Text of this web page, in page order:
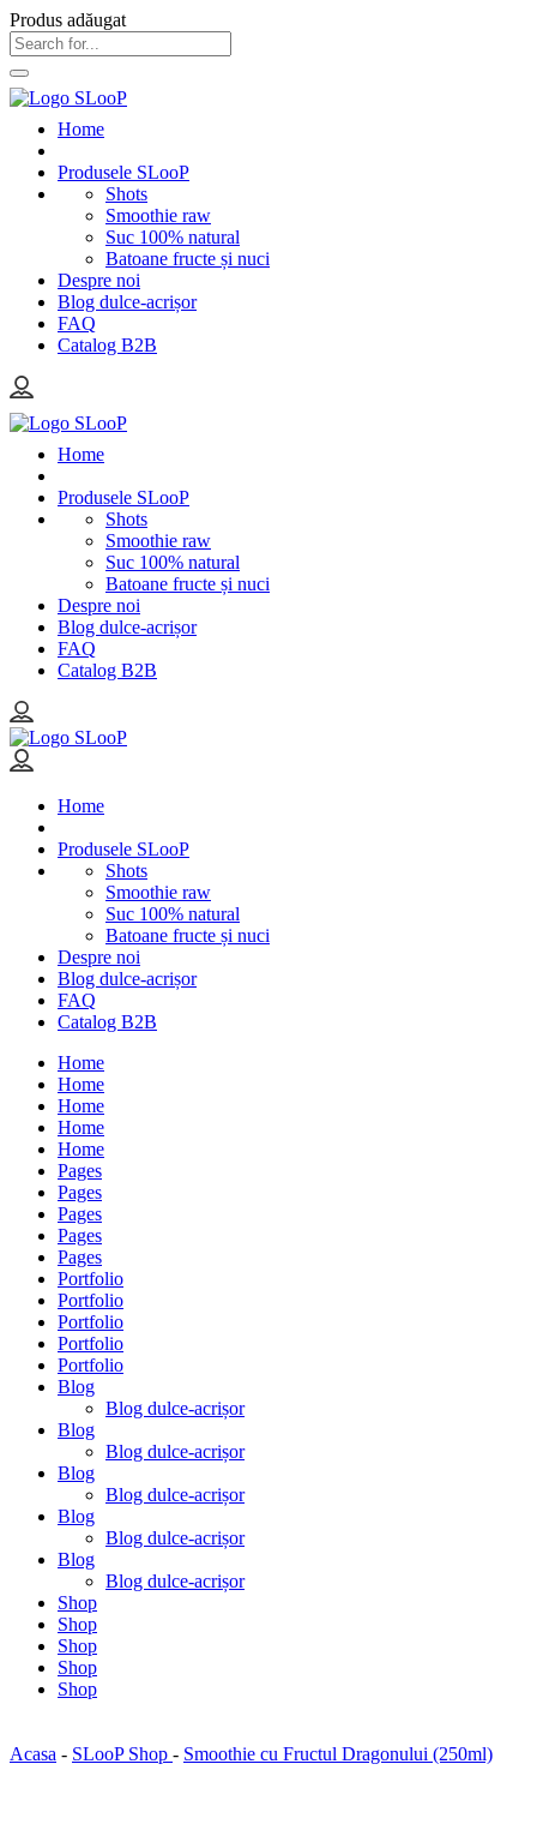
Produs adăugat
Home
Produsele SLooP
Shots
Smoothie raw
Suc 100% natural
Batoane fructe și nuci
Despre noi
Blog dulce-acrișor
FAQ
Catalog B2B
Home
Produsele SLooP
Shots
Smoothie raw
Suc 100% natural
Batoane fructe și nuci
Despre noi
Blog dulce-acrișor
FAQ
Catalog B2B
Home
Produsele SLooP
Shots
Smoothie raw
Suc 100% natural
Batoane fructe și nuci
Despre noi
Blog dulce-acrișor
FAQ
Catalog B2B
Home
Home
Home
Home
Home
Pages
Pages
Pages
Pages
Pages
Portfolio
Portfolio
Portfolio
Portfolio
Portfolio
Blog
Blog dulce-acrișor
Blog
Blog dulce-acrișor
Blog
Blog dulce-acrișor
Blog
Blog dulce-acrișor
Blog
Blog dulce-acrișor
Shop
Shop
Shop
Shop
Shop
Acasa - SLooP Shop - Smoothie cu Fructul Dragonului (250ml)